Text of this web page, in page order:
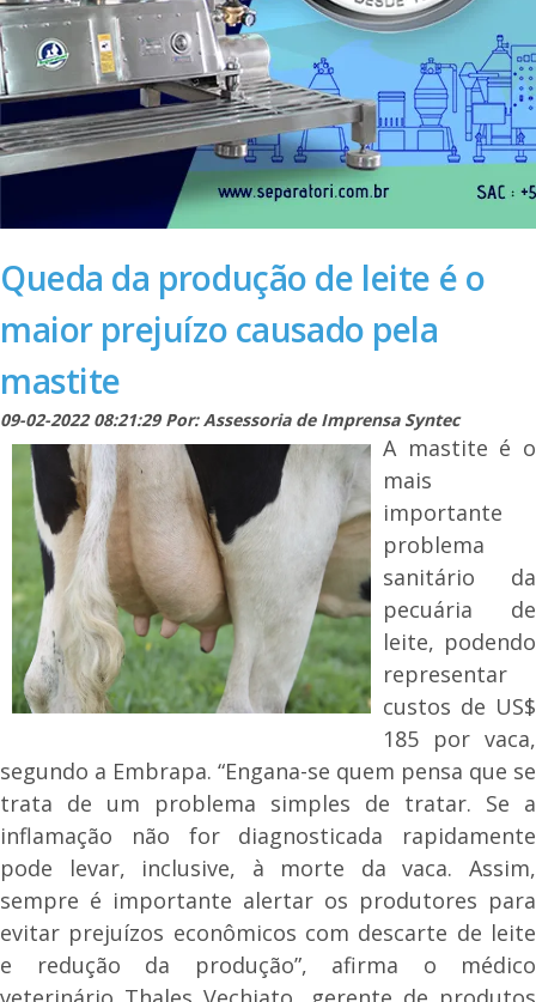
Queda da produção de leite é o
maior prejuízo causado pela
mastite
09-02-2022 08:21:29 Por: Assessoria de Imprensa Syntec
A mastite é o
mais
importante
problema
sanitário da
pecuária de
leite, podendo
representar
custos de US$
185 por vaca,
segundo a Embrapa. “Engana-se quem pensa que se
trata de um problema simples de tratar. Se a
inflamação não for diagnosticada rapidamente
pode levar, inclusive, à morte da vaca. Assim,
sempre é importante alertar os produtores para
evitar prejuízos econômicos com descarte de leite
e redução da produção”, afirma o médico